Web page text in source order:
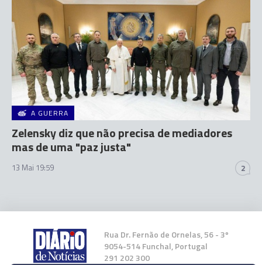
A GUERRA
Zelensky diz que não precisa de mediadores
mas de uma "paz justa"
13 Mai 19:59 2
Rua Dr. Fernão de Ornelas, 56 - 3º
9054-514 Funchal, Portugal
291 202 300